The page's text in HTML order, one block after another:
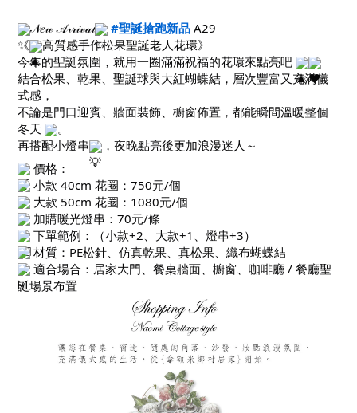
𝒩𝑒𝓌 𝒜𝓇𝓇𝒾𝓋𝒶𝓁 #聖誕搶跑新品 A29
《
高質感手作松果聖誕老人花環》
今年的聖誕氛圍，就用一圈滿滿祝福的花環來點亮吧
結合松果、乾果、聖誕球與大紅蝴蝶結，層次豐富又充滿儀
式感，
不論是門口迎賓、牆面裝飾、櫥窗佈置，都能瞬間溫暖整個
冬天
。
再搭配小燈串
，夜晚點亮後更加浪漫迷人～
價格：
小款 40cm 花圈：750元/個
大款 50cm 花圈：1080元/個
加購暖光燈串：70元/條
下單範例：（小款+2、大款+1、燈串+3）
材質：PE松針、仿真乾果、真松果、織布蝴蝶結
適合場合：居家大門、餐桌牆面、櫥窗、咖啡廳 / 餐廳聖
誕場景布置